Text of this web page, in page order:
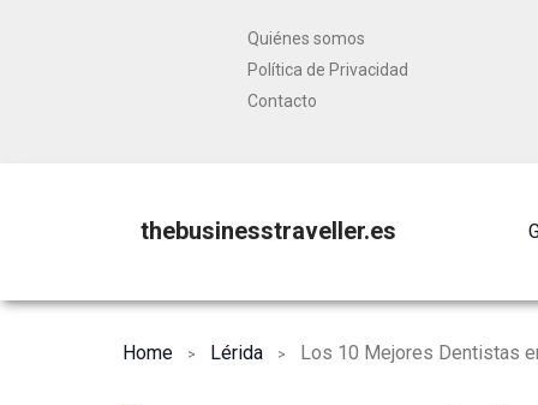
Quiénes somos
Política de Privacidad
Contacto
thebusinesstraveller.es
Home Lérida Los 10 Mejores Dentistas